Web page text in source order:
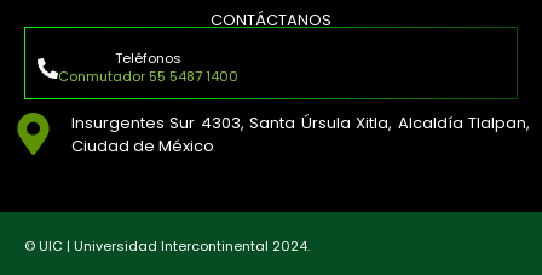
CONTÁCTANOS
Teléfonos
Conmutador 55 5487 1400
Insurgentes Sur 4303, Santa Úrsula Xitla, Alcaldía Tlalpan,
Ciudad de México
© UIC | Universidad Intercontinental 2024.